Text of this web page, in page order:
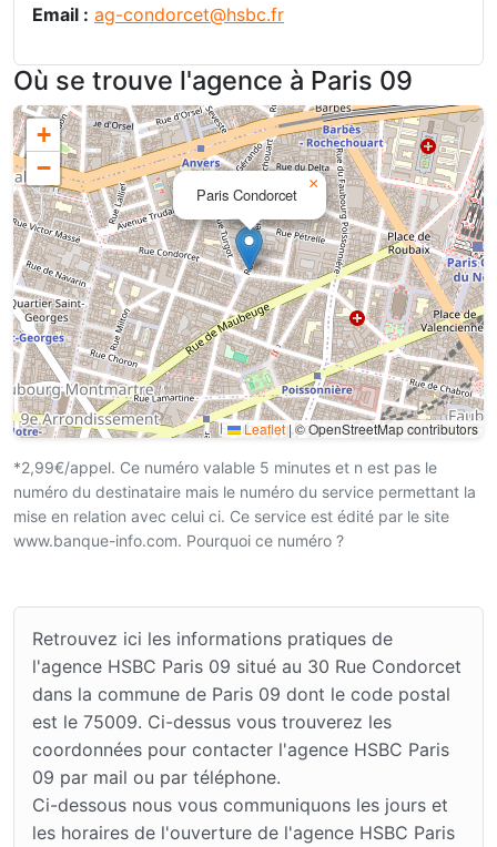
Email : ag-condorcet@hsbc.fr
Où se trouve l'agence à Paris 09
Paris Condorcet
×
+
−
Leaflet |© OpenStreetMap contributors
*2,99€/appel. Ce numéro valable 5 minutes et n est pas le
numéro du destinataire mais le numéro du service permettant la
mise en relation avec celui ci. Ce service est édité par le site
www.banque-info.com. Pourquoi ce numéro ?
Retrouvez ici les informations pratiques de
l'agence HSBC Paris 09 situé au 30 Rue Condorcet
dans la commune de Paris 09 dont le code postal
est le 75009. Ci-dessus vous trouverez les
coordonnées pour contacter l'agence HSBC Paris
09 par mail ou par téléphone.
Ci-dessous nous vous communiquons les jours et
les horaires de l'ouverture de l'agence HSBC Paris